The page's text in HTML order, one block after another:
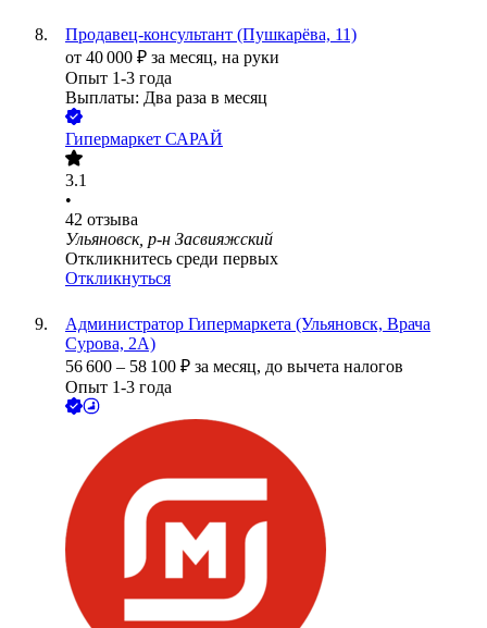
Продавец-консультант (Пушкарёва, 11)
от 40 000 ₽ за месяц, на руки
Опыт 1-3 года
Выплаты: Два раза в месяц
Гипермаркет САРАЙ
3.1
•
42 отзыва
Ульяновск, р-н Засвияжский
Откликнитесь среди первых
Откликнуться
Администратор Гипермаркета (Ульяновск, Врача
Сурова, 2А)
56 600 – 58 100 ₽ за месяц, до вычета налогов
Опыт 1-3 года